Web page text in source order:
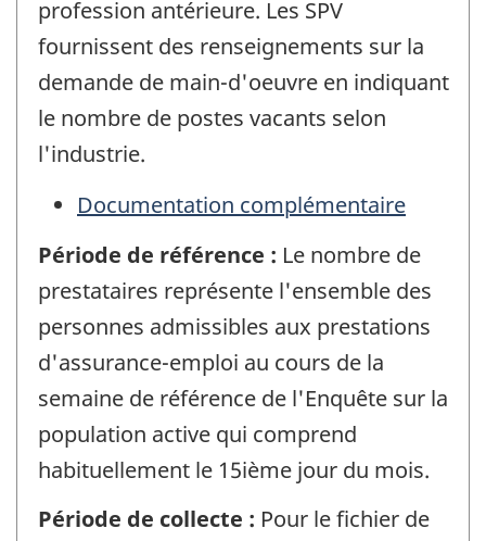
profession antérieure. Les SPV
fournissent des renseignements sur la
demande de main-d'oeuvre en indiquant
le nombre de postes vacants selon
l'industrie.
Documentation complémentaire
Période de référence : Le nombre de
prestataires représente l'ensemble des
personnes admissibles aux prestations
d'assurance-emploi au cours de la
semaine de référence de l'Enquête sur la
population active qui comprend
habituellement le 15ième jour du mois.
Période de collecte : Pour le fichier de